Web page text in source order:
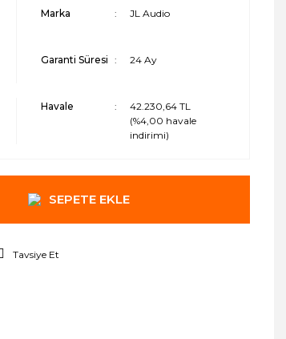
Marka JL Audio
Garanti Süresi 24 Ay
Havale
42.230,64 TL
(%4,00 havale
indirimi)
SEPETE EKLE
Tavsiye Et